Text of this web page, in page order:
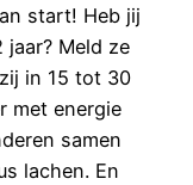
start! Heb jij
jaar? Meld ze
in 15 tot 30
met energie
samen
lachen. En